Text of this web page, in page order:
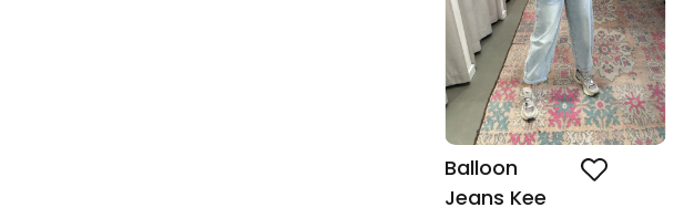
Balloon
Jeans Kee